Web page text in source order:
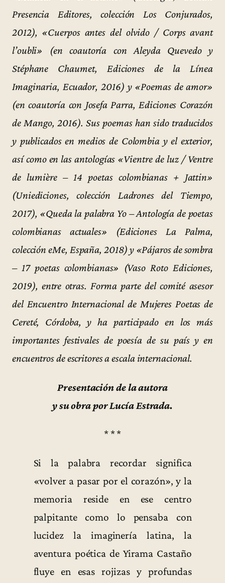
Presencia Editores, colección Los Conjurados,
2012), «Cuerpos antes del olvido / Corps avant
l’oubli» (en coautoría con Aleyda Quevedo y
Stéphane Chaumet, Ediciones de la Línea
Imaginaria, Ecuador, 2016) y «Poemas de amor»
(en coautoría con Josefa Parra, Ediciones Corazón
de Mango, 2016). Sus poemas han sido traducidos
y publicados en medios de Colombia y el exterior,
así como en las antologías «Vientre de luz / Ventre
de lumière – 14 poetas colombianas + Jattin»
(Uniediciones, colección Ladrones del Tiempo,
2017), «Queda la palabra Yo – Antología de poetas
colombianas actuales» (Ediciones La Palma,
colección eMe, España, 2018) y «Pájaros de sombra
– 17 poetas colombianas» (Vaso Roto Ediciones,
2019), entre otras. Forma parte del comité asesor
del Encuentro Internacional de Mujeres Poetas de
Cereté, Córdoba, y ha participado en los más
importantes festivales de poesía de su país y en
encuentros de escritores a escala internacional.
Presentación de la autora
y su obra por Lucía Estrada.
* * *
Si la palabra recordar significa
«volver a pasar por el corazón», y la
memoria reside en ese centro
palpitante como lo pensaba con
lucidez la imaginería latina, la
aventura poética de Yirama Castaño
fluye en esas rojizas y profundas